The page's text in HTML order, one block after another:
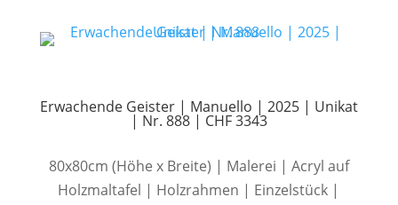
Erwachende Geister | Manuello | 2025 | Unikat
| Nr. 888 | CHF 3343
80x80cm (Höhe x Breite) | Malerei | Acryl auf
Holzmaltafel | Holzrahmen | Einzelstück |